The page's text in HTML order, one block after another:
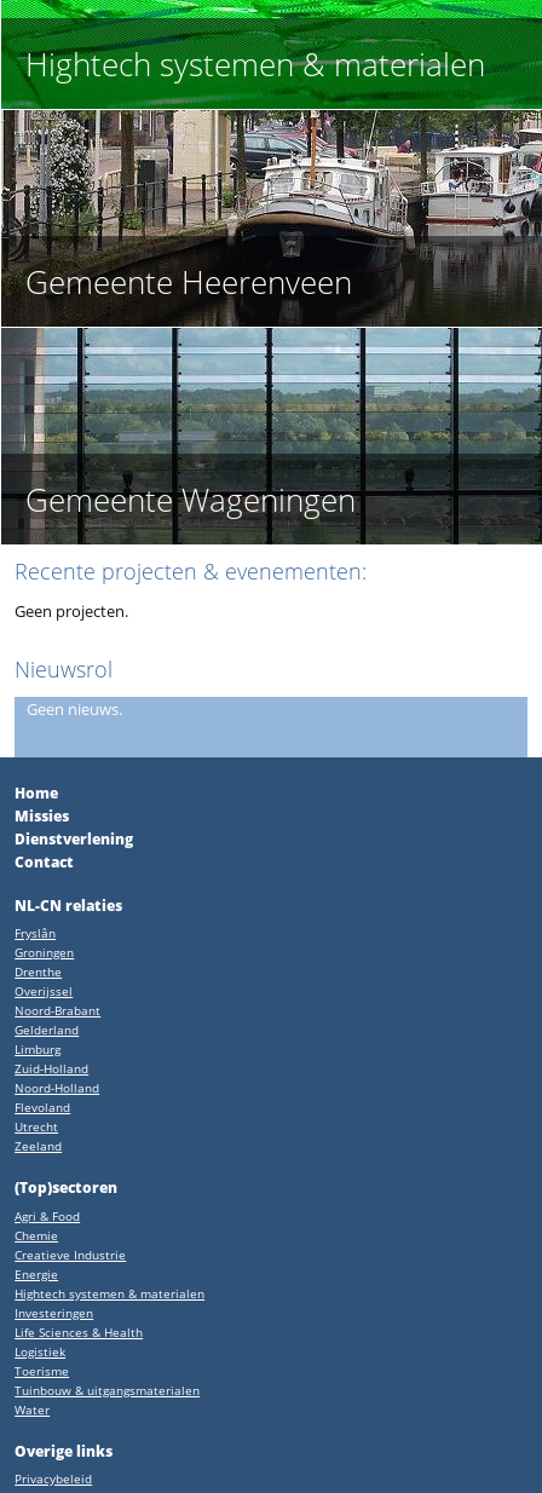
Hightech systemen & materialen
Gemeente Heerenveen
Gemeente Wageningen
Recente projecten & evenementen:
Geen projecten.
Nieuwsrol
nieuws.
Home
Missies
Dienstverlening
Contact
NL-CN relaties
Fryslân
Groningen
Drenthe
Overijssel
Noord-Brabant
Gelderland
Limburg
Zuid-Holland
Noord-Holland
Flevoland
Utrecht
Zeeland
(Top)sectoren
Agri & Food
Chemie
Creatieve Industrie
Energie
Hightech systemen & materialen
Investeringen
Life Sciences & Health
Logistiek
Toerisme
Tuinbouw & uitgangsmaterialen
Water
Overige links
Privacybeleid